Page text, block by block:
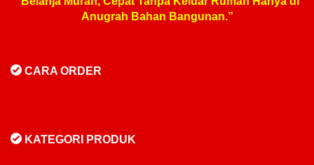
Anugrah Bahan Bangunan.”
CARA ORDER
KATEGORI PRODUK